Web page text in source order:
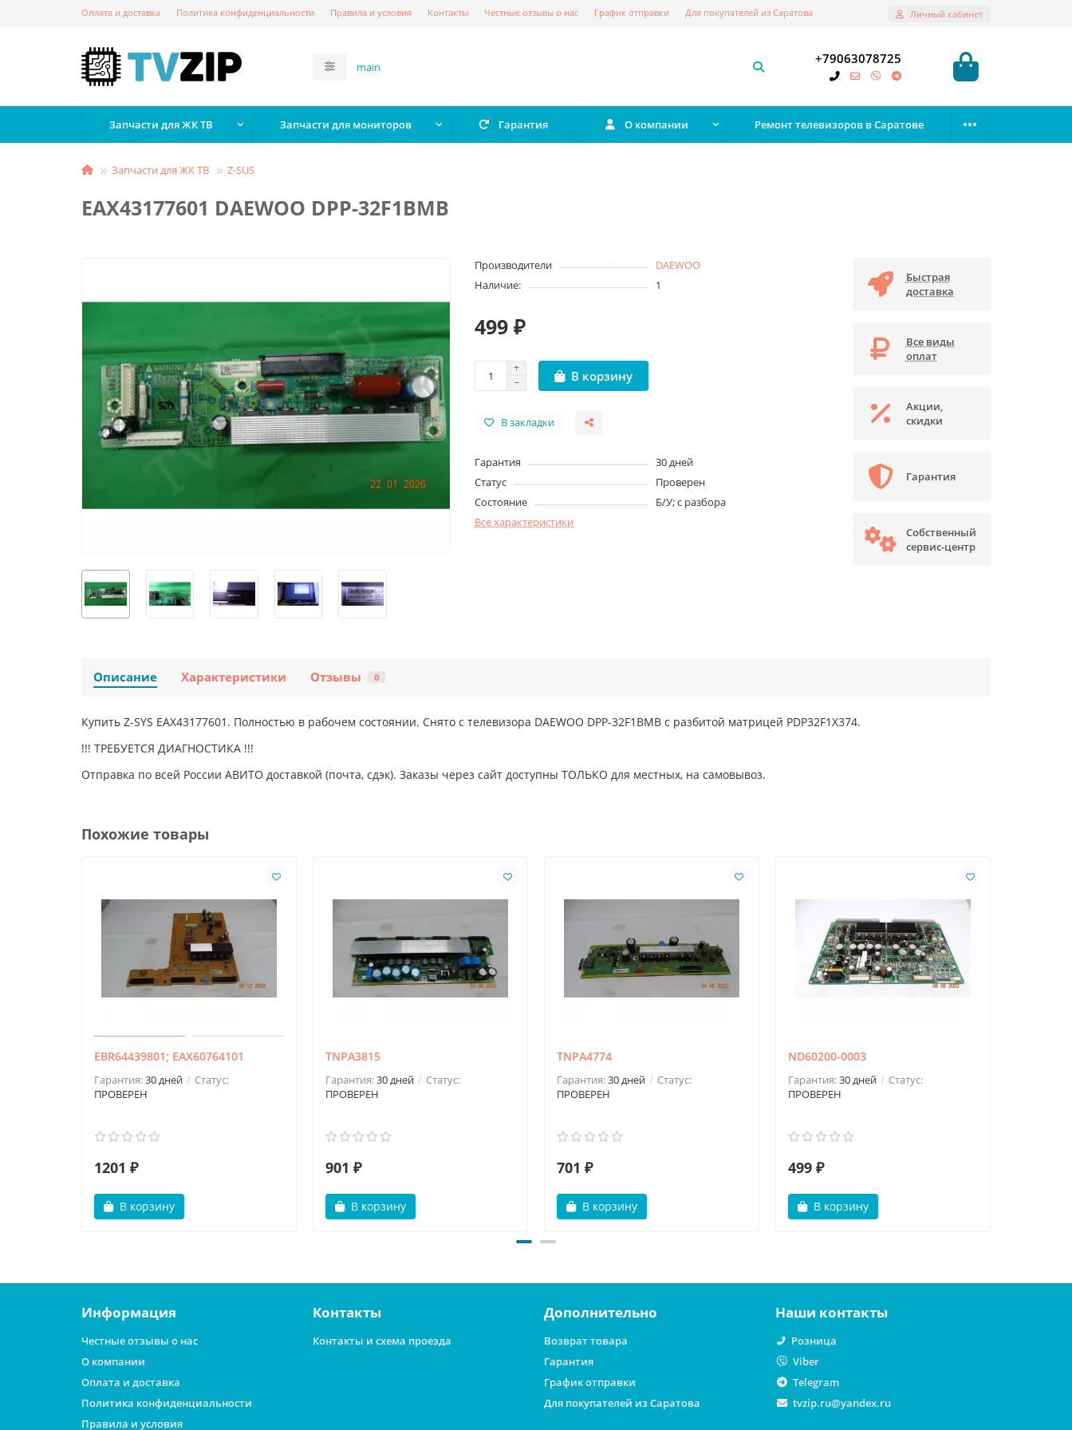
Оплата и доставка Политика конфиденциальности Правила и условия Контакты Честные отзывы о нас График отправки Для покупателей из Саратова Личный кабинет
+79063078725
Запчасти для ЖК ТВ Запчасти для мониторов Гарантия О компании Ремонт телевизоров в Саратове
Запчасти для ЖК ТВ Z-SUS
EAX43177601 DAEWOO DPP-32F1BMB
Производители
DAEWOO
Наличие:
1
499 ₽
В корзину
В закладки
Гарантия
30 дней
Статус
Проверен
Состояние
Б/У; с разбора
Все характеристики
Быстрая
доставка
Все виды
оплат
Акции,
скидки
Гарантия
Собственный
сервис-центр
Описание Характеристики Отзывы 0
Купить Z-SYS EAX43177601. Полностью в рабочем состоянии. Снято с телевизора DAEWOO DPP-32F1BMB с разбитой матрицей PDP32F1X374.
!!! ТРЕБУЕТСЯ ДИАГНОСТИКА !!!
Отправка по всей России АВИТО доставкой (почта, сдэк). Заказы через сайт доступны ТОЛЬКО для местных, на самовывоз.
Похожие товары
EBR64439801; EAX60764101
Гарантия:30 дней
Статус:
ПРОВЕРЕН
1201 ₽
В корзину
TNPA3815
Гарантия:30 дней
Статус:
ПРОВЕРЕН
901 ₽
В корзину
TNPA4774
Гарантия:30 дней
Статус:
ПРОВЕРЕН
701 ₽
В корзину
ND60200-0003
Гарантия:30 дней
Статус:
ПРОВЕРЕН
499 ₽
В корзину
Информация
Честные отзывы о нас
О компании
Оплата и доставка
Политика конфиденциальности
Правила и условия
Контакты
Контакты и схема проезда
Дополнительно
Возврат товара
Гарантия
График отправки
Для покупателей из Саратова
Наши контакты
Розница
Viber
Telegram
tvzip.ru@yandex.ru